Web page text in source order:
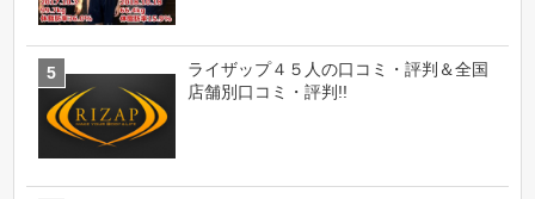
ライザップ４５人の口コミ・評判＆全国
店舗別口コミ・評判!!